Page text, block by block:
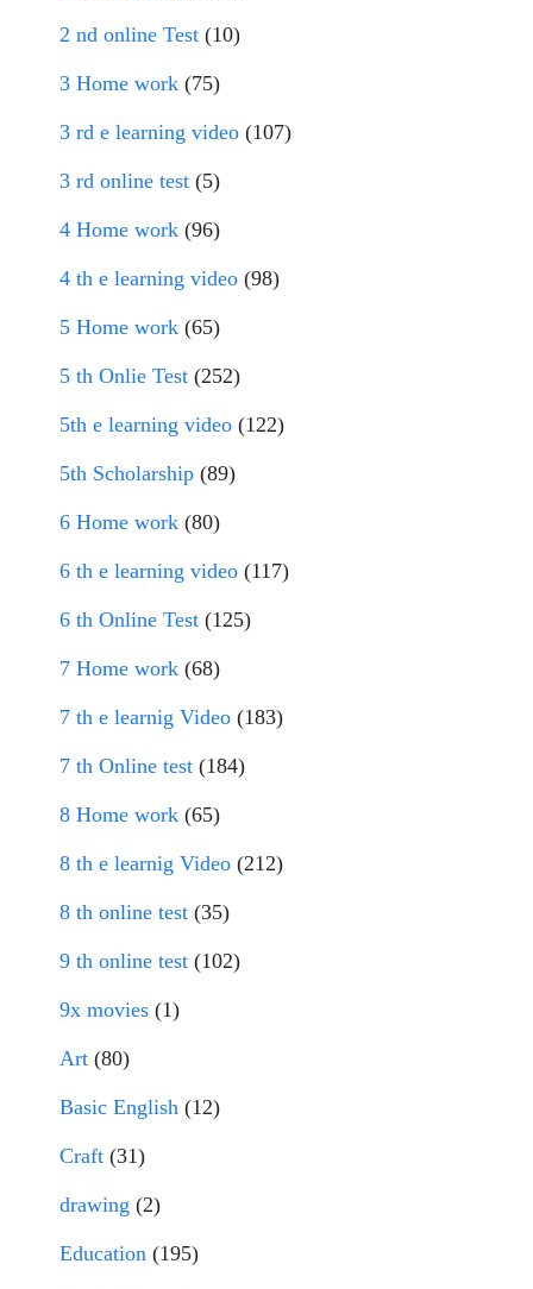
2 nd online Test (10)
3 Home work (75)
3 rd e learning video (107)
3 rd online test (5)
4 Home work (96)
4 th e learning video (98)
5 Home work (65)
5 th Onlie Test (252)
5th e learning video (122)
5th Scholarship (89)
6 Home work (80)
6 th e learning video (117)
6 th Online Test (125)
7 Home work (68)
7 th e learnig Video (183)
7 th Online test (184)
8 Home work (65)
8 th e learnig Video (212)
8 th online test (35)
9 th online test (102)
9x movies (1)
Art (80)
Basic English (12)
Craft (31)
drawing (2)
Education (195)